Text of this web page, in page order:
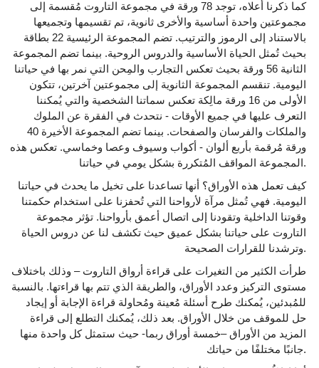
كما ذكرنا أعلاه، توجد 78 ورقة في مجموعة التاروت مُقسمة إلى
مجموعتين واحدة أساسية والأخرى ثانوية، تم تقسيمها وتجميعها
بالاستناد إلى الرموز والترتيب. تضم المجموعة الرئيسية 22 بطاقة
بحيث تُمثل الحياة الأساسية والدروس الروحية. بينما تضم المجموعة
الثانية 56 ورقة بحيث تعكس التجارب والمِحن التي نمر بها في حياتنا
اليومية. تنقسم المجموعة الثانوية إلى مجموعتين آخرتين، تتكون
الأولى من 16 ورقة مالِكة تعكس سماتنا الشخصية والتي يُمكننا
التعرف عليها في جميع الأوقات - نتحدث في الفقرة عن الملوك
والملكات والفرسان والصفحات. بينما تضم المجموعة الأخيرة 40
ورقة مُرقمة بأربع ألوان - أكواب وسيوف وعصا وخماسي. تعكس هذه
المجموعة المواقف المُتكررة بشكل يومي في حياتنا.
كيف تعمل هذه الأوراق؟ أنها تساعدنا على تخيل ما يحدث في حياتنا
اليومية. فهي تُمثل مرآة لأرواحنا التي تُحفزنا على استخدام حكمتنا
وقوتنا الداخلية وتقودنا إلى اتصال أعمق بأرواحنا. تؤثر مجموعة
التاروت على حياتنا بشكل عميق حيث تكشف لنا عن دروس الحياة
وترشدنا للقرارات الصحيحة.
طرأت الكثير من التغيرات على قراءة أرواق التاروت – وذلك باختلاف
مستوى التركيز وعدد الأوراق، والطريقة الذي تتم بها قراءتها. بالنسبة
للمُبدئين، يُمكنك طرح أسئلة مُعينة ومُحاولة قراءة الإجابة أو إيجاد
حل للموقف من خلال الأوراق. بعد ذلك، يُمكنك التطلع إلى قراءة
المزيد من الأوراق –خمسة أوراق ربما- حيث ستمثل كل واحدة منها
جانبًا مختلفًا من حياتك.